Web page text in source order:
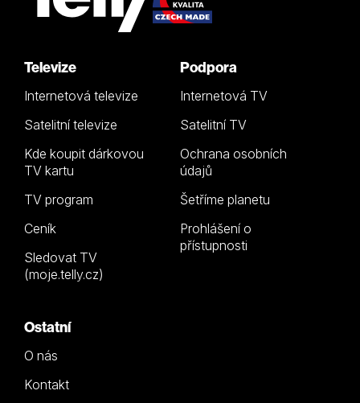
Televize
Internetová televize
Satelitní televize
Kde koupit dárkovou
TV kartu
TV program
Ceník
Sledovat TV
(moje.telly.cz)
Podpora
Internetová TV
Satelitní TV
Ochrana osobních
údajů
Šetříme planetu
Prohlášení o
přístupnosti
Ostatní
O nás
Kontakt